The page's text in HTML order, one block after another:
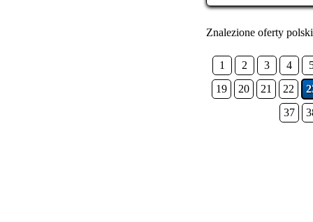
Znalezione oferty
1 2 3 4
19
20 21 22
37